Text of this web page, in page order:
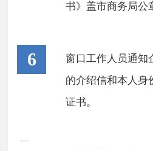
书》盖市商务局公
6
窗口工作人员通知
的介绍信和本人身
证书。